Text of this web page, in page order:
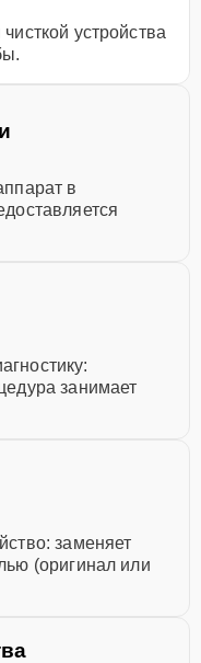
устройства
в
занимает
заменяет
(оригинал или